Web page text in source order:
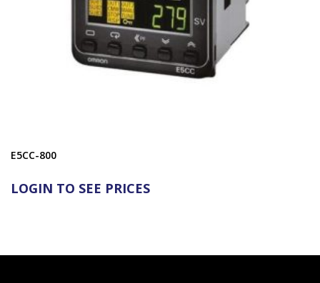
E5CC-800
LOGIN TO SEE PRICES